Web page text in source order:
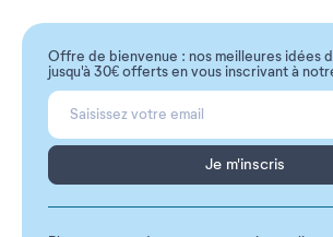
Offre de bienvenue : nos meilleures idées
jusqu'à 30€ offerts en vous inscrivant à
Je m'inscris